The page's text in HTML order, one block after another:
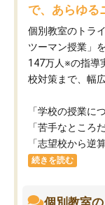
で、あらゆる
個別教室のトラ
ツーマン授業」
147万人※の指導
校対策まで、幅
「学校の授業に
「苦手なところ
「志望校から逆
続きを読む